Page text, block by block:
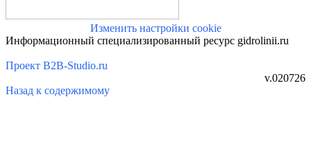
Изменить настройки cookie
Информационный специализированный ресурс gidrolinii.ru
Проект B2B-Studio.ru
v.020726
Назад к содержимому